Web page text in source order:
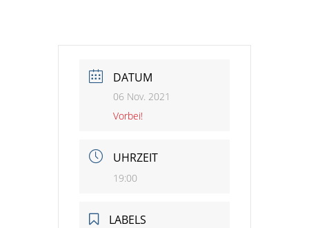
DATUM
06 Nov. 2021
Vorbei!
UHRZEIT
19:00
LABELS